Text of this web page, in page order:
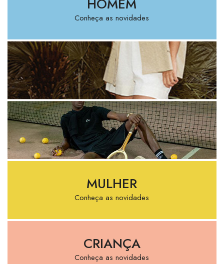
HOMEM
Conheça as novidades
MULHER
Conheça as novidades
CRIANÇA
Conheça as novidades